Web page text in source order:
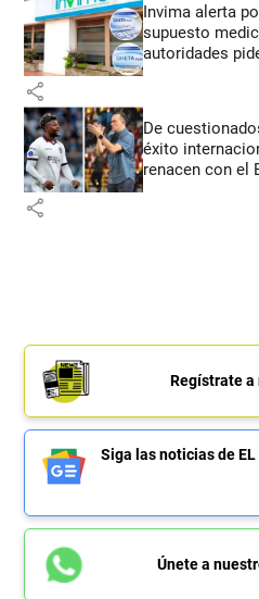
Invima alerta
supuesto
autoridades
share
De
éxito
renacen con el
share
Regístrate
Siga las noticias de
Únete a